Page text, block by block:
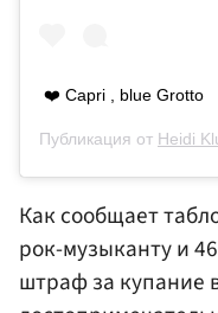
❤️ Capri , blue Grotto
Публикация от Heidi
Как сообщает
рок-музыканту и
штраф за купание